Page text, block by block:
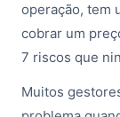
operação, tem
cobrar um
7 riscos que
Muitos